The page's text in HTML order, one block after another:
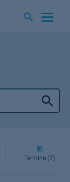
Termine (7)